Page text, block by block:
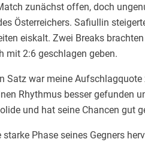
zunächst offen, doch
Österreichers. Safiullin
eiskalt. Zwei Breaks
mit 2:6 geschlagen geben.
Satz war meine
Rhythmus besser gefunden
und hat seine Chancen gut
Phase seines Gegners